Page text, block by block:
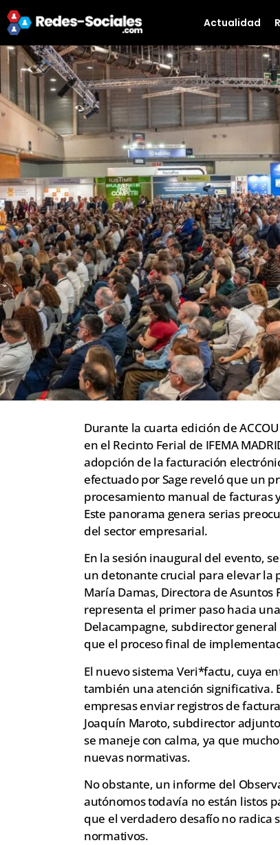
Actualidad
Durante la cuarta edición de
en el Recinto Ferial de IFEMA
adopción de la facturación
efectuado por Sage reveló que un
procesamiento manual de facturas
Este panorama genera serias
del sector empresarial.
En la sesión inaugural del evento,
un detonante crucial para elevar la
María Damas, Directora de Asuntos
representa el primer paso hacia
Delacampagne, subdirector
que el proceso final de
El nuevo sistema Veri*factu, cuya
también una atención significativa.
empresas enviar registros de
Joaquín Maroto, subdirector
se maneje con calma, ya que
nuevas normativas.
No obstante, un informe del
autónomos todavía no están listos
que el verdadero desafío no radica
normativos.